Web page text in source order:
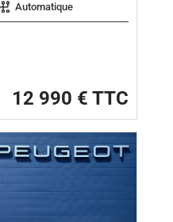
Automatique
12 990 € TTC